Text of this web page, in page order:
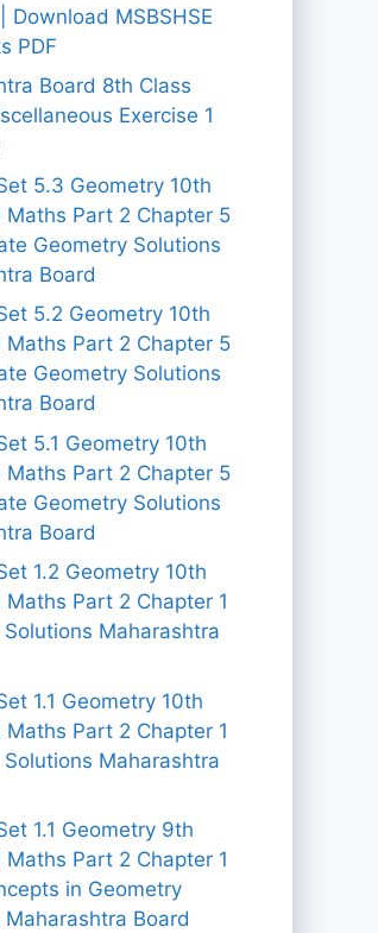
Download MSBSHSE
PDF
Board 8th Class
Exercise 1
5.3 Geometry 10th
Maths Part 2 Chapter 5
Geometry Solutions
Board
5.2 Geometry 10th
Maths Part 2 Chapter 5
Geometry Solutions
Board
5.1 Geometry 10th
Maths Part 2 Chapter 5
Geometry Solutions
Board
1.2 Geometry 10th
Part 2 Chapter 1
Maharashtra
1.1 Geometry 10th
Part 2 Chapter 1
Maharashtra
1.1 Geometry 9th
Part 2 Chapter 1
in Geometry
Maharashtra Board